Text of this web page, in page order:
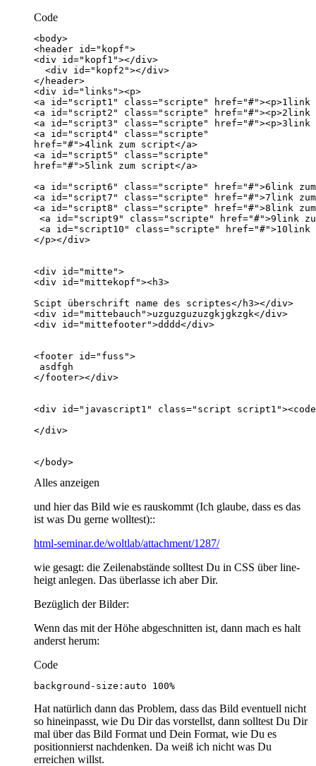
Code
</body>
Alles anzeigen
und hier das Bild wie es rauskommt (Ich glaube, dass es das
ist was Du gerne wolltest)::
html-seminar.de/woltlab/attachment/1287/
wie gesagt: die Zeilenabstände solltest Du in CSS über line-
heigt anlegen. Das überlasse ich aber Dir.
Bezüglich der Bilder:
Wenn das mit der Höhe abgeschnitten ist, dann mach es halt
anderst herum:
Code
background-size:auto 100%
Hat natürlich dann das Problem, dass das Bild eventuell nicht
so hineinpasst, wie Du Dir das vorstellst, dann solltest Du Dir
mal über das Bild Format und Dein Format, wie Du es
positionnierst nachdenken. Da weiß ich nicht was Du
erreichen willst.